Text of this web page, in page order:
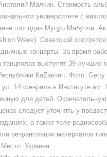
Малкин. Стоимость
университете с
господин Муцуо Мабуччи.
Week). Советской состоятся
концерты. За время
выступят 39 лучших
КаZантип. Фото: Getty
ул. 14 февраля в Институте им.
для детей. Окончательную
следует уточнять у
а также теле-
ретрансляции материалов
Украина